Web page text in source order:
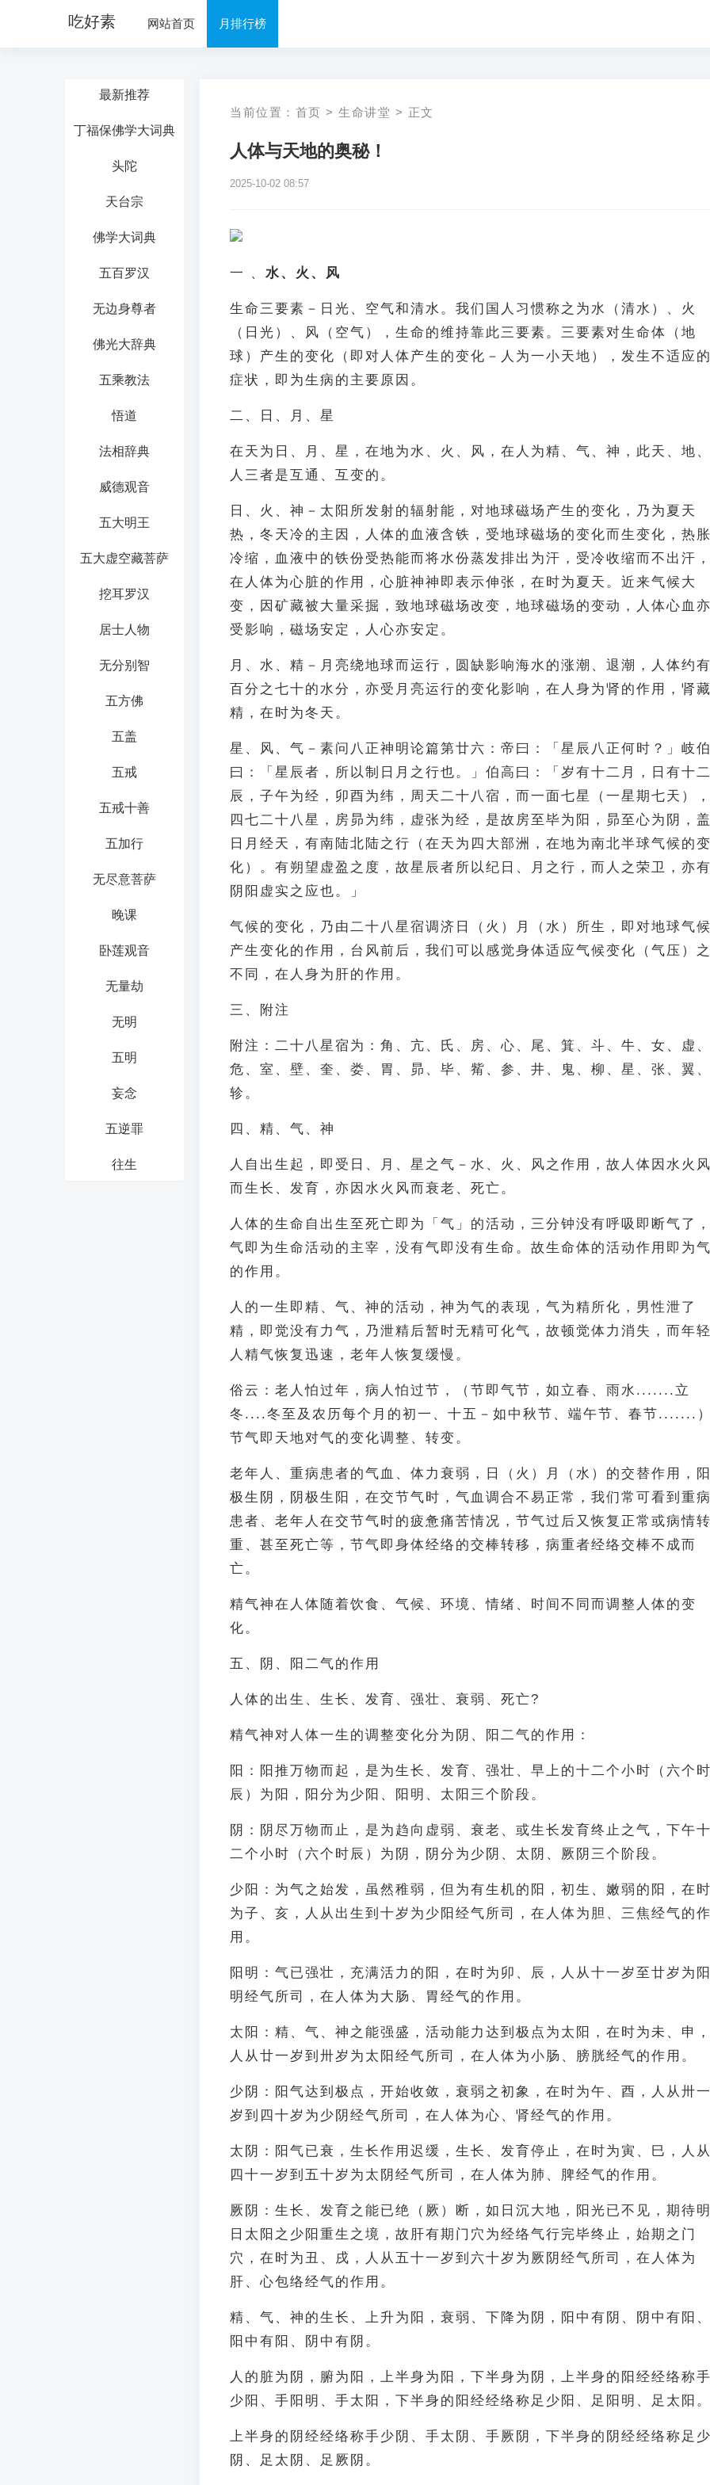
吃好素 网站首页 月排行榜
最新推荐
丁福保佛学大词典
头陀
天台宗
佛学大词典
五百罗汉
无边身尊者
佛光大辞典
五乘教法
悟道
法相辞典
威德观音
五大明王
五大虚空藏菩萨
挖耳罗汉
居士人物
无分别智
五方佛
五盖
五戒
五戒十善
五加行
无尽意菩萨
晚课
卧莲观音
无量劫
无明
五明
妄念
五逆罪
往生
当前位置： 首页 > 生命讲堂 > 正文
人体与天地的奥秘！
2025-10-02 08:57
一 、 水、火、风
生命三要素－日光、空气和清水。我们国人习惯称之为水（清水）、火
（日光）、风（空气），生命的维持靠此三要素。三要素对生命体（地
球）产生的变化（即对人体产生的变化－人为一小天地），发生不适应的
症状，即为生病的主要原因。
二、日、月、星
在天为日、月、星，在地为水、火、风，在人为精、气、神，此天、地、
人三者是互通、互变的。
日、火、神－太阳所发射的辐射能，对地球磁场产生的变化，乃为夏天
热，冬天冷的主因，人体的血液含铁，受地球磁场的变化而生变化，热胀
冷缩，血液中的铁份受热能而将水份蒸发排出为汗，受冷收缩而不出汗，
在人体为心脏的作用，心脏神神即表示伸张，在时为夏天。近来气候大
变，因矿藏被大量采掘，致地球磁场改变，地球磁场的变动，人体心血亦
受影响，磁场安定，人心亦安定。
月、水、精－月亮绕地球而运行，圆缺影响海水的涨潮、退潮，人体约有
百分之七十的水分，亦受月亮运行的变化影响，在人身为肾的作用，肾藏
精，在时为冬天。
星、风、气－素问八正神明论篇第廿六：帝曰：「星辰八正何时？」岐伯
曰：「星辰者，所以制日月之行也。」伯高曰：「岁有十二月，日有十二
辰，子午为经，卯酉为纬，周天二十八宿，而一面七星（一星期七天），
四七二十八星，房昴为纬，虚张为经，是故房至毕为阳，昴至心为阴，盖
日月经天，有南陆北陆之行（在天为四大部洲，在地为南北半球气候的变
化）。有朔望虚盈之度，故星辰者所以纪日、月之行，而人之荣卫，亦有
阴阳虚实之应也。」
气候的变化，乃由二十八星宿调济日（火）月（水）所生，即对地球气候
产生变化的作用，台风前后，我们可以感觉身体适应气候变化（气压）之
不同，在人身为肝的作用。
三、附注
附注：二十八星宿为：角、亢、氏、房、心、尾、箕、斗、牛、女、虚、
危、室、壁、奎、娄、胃、昴、毕、觜、参、井、鬼、柳、星、张、翼、
轸。
四、精、气、神
人自出生起，即受日、月、星之气－水、火、风之作用，故人体因水火风
而生长、发育，亦因水火风而衰老、死亡。
人体的生命自出生至死亡即为「气」的活动，三分钟没有呼吸即断气了，
气即为生命活动的主宰，没有气即没有生命。故生命体的活动作用即为气
的作用。
人的一生即精、气、神的活动，神为气的表现，气为精所化，男性泄了
精，即觉没有力气，乃泄精后暂时无精可化气，故顿觉体力消失，而年轻
人精气恢复迅速，老年人恢复缓慢。
俗云：老人怕过年，病人怕过节，（节即气节，如立春、雨水.......立
冬....冬至及农历每个月的初一、十五－如中秋节、端午节、春节.......）
节气即天地对气的变化调整、转变。
老年人、重病患者的气血、体力衰弱，日（火）月（水）的交替作用，阳
极生阴，阴极生阳，在交节气时，气血调合不易正常，我们常可看到重病
患者、老年人在交节气时的疲惫痛苦情况，节气过后又恢复正常或病情转
重、甚至死亡等，节气即身体经络的交棒转移，病重者经络交棒不成而
亡。
精气神在人体随着饮食、气候、环境、情绪、时间不同而调整人体的变
化。
五、阴、阳二气的作用
人体的出生、生长、发育、强壮、衰弱、死亡?
精气神对人体一生的调整变化分为阴、阳二气的作用：
阳：阳推万物而起，是为生长、发育、强壮、早上的十二个小时（六个时
辰）为阳，阳分为少阳、阳明、太阳三个阶段。
阴：阴尽万物而止，是为趋向虚弱、衰老、或生长发育终止之气，下午十
二个小时（六个时辰）为阴，阴分为少阴、太阴、厥阴三个阶段。
少阳：为气之始发，虽然稚弱，但为有生机的阳，初生、嫩弱的阳，在时
为子、亥，人从出生到十岁为少阳经气所司，在人体为胆、三焦经气的作
用。
阳明：气已强壮，充满活力的阳，在时为卯、辰，人从十一岁至廿岁为阳
明经气所司，在人体为大肠、胃经气的作用。
太阳：精、气、神之能强盛，活动能力达到极点为太阳，在时为未、申，
人从廿一岁到卅岁为太阳经气所司，在人体为小肠、膀胱经气的作用。
少阴：阳气达到极点，开始收敛，衰弱之初象，在时为午、酉，人从卅一
岁到四十岁为少阴经气所司，在人体为心、肾经气的作用。
太阴：阳气已衰，生长作用迟缓，生长、发育停止，在时为寅、巳，人从
四十一岁到五十岁为太阴经气所司，在人体为肺、脾经气的作用。
厥阴：生长、发育之能已绝（厥）断，如日沉大地，阳光已不见，期待明
日太阳之少阳重生之境，故肝有期门穴为经络气行完毕终止，始期之门
穴，在时为丑、戌，人从五十一岁到六十岁为厥阴经气所司，在人体为
肝、心包络经气的作用。
精、气、神的生长、上升为阳，衰弱、下降为阴，阳中有阴、阴中有阳、
阳中有阳、阴中有阴。
人的脏为阴，腑为阳，上半身为阳，下半身为阴，上半身的阳经经络称手
少阳、手阳明、手太阳，下半身的阳经经络称足少阳、足阳明、足太阳。
上半身的阴经经络称手少阴、手太阴、手厥阴，下半身的阴经经络称足少
阴、足太阴、足厥阴。